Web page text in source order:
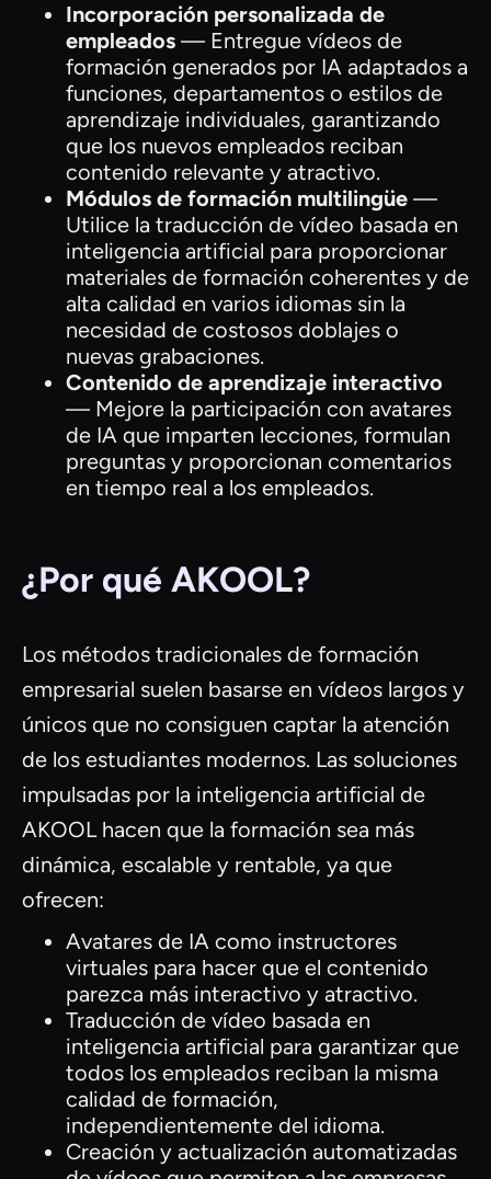
Incorporación personalizada de
empleados — Entregue vídeos de
formación generados por IA adaptados a
funciones, departamentos o estilos de
aprendizaje individuales, garantizando
que los nuevos empleados reciban
contenido relevante y atractivo.
Módulos de formación multilingüe —
Utilice la traducción de vídeo basada en
inteligencia artificial para proporcionar
materiales de formación coherentes y de
alta calidad en varios idiomas sin la
necesidad de costosos doblajes o
nuevas grabaciones.
Contenido de aprendizaje interactivo
— Mejore la participación con avatares
de IA que imparten lecciones, formulan
preguntas y proporcionan comentarios
en tiempo real a los empleados.
¿Por qué AKOOL?
Los métodos tradicionales de formación
empresarial suelen basarse en vídeos largos y
únicos que no consiguen captar la atención
de los estudiantes modernos. Las soluciones
impulsadas por la inteligencia artificial de
AKOOL hacen que la formación sea más
dinámica, escalable y rentable, ya que
ofrecen:
Avatares de IA como instructores
virtuales para hacer que el contenido
parezca más interactivo y atractivo.
Traducción de vídeo basada en
inteligencia artificial para garantizar que
todos los empleados reciban la misma
calidad de formación,
independientemente del idioma.
Creación y actualización automatizadas